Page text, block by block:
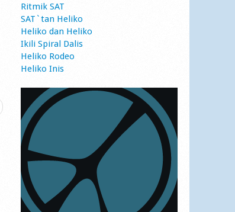
Ritmik SAT
SAT`tan Heliko
Heliko dan Heliko
Ikili Spiral Dalis
Heliko Rodeo
Heliko Inis